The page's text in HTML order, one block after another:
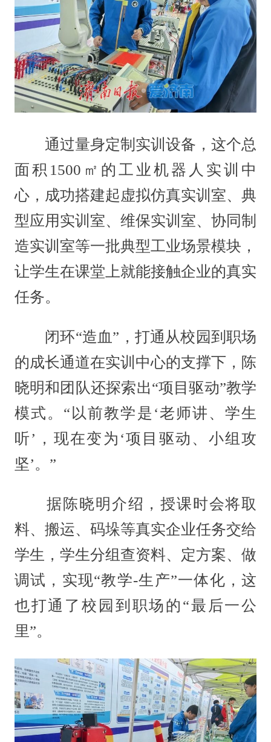
通过量身定制实训设备，这个总
面积1500㎡的工业机器人实训中
心，成功搭建起虚拟仿真实训室、典
型应用实训室、维保实训室、协同制
造实训室等一批典型工业场景模块，
让学生在课堂上就能接触企业的真实
任务。
闭环“造血”，打通从校园到职场
的成长通道在实训中心的支撑下，陈
晓明和团队还探索出“项目驱动”教学
模式。“以前教学是‘老师讲、学生
听’，现在变为‘项目驱动、小组攻
坚’。”
据陈晓明介绍，授课时会将取
料、搬运、码垛等真实企业任务交给
学生，学生分组查资料、定方案、做
调试，实现“教学-生产”一体化，这
也打通了校园到职场的“最后一公
里”。